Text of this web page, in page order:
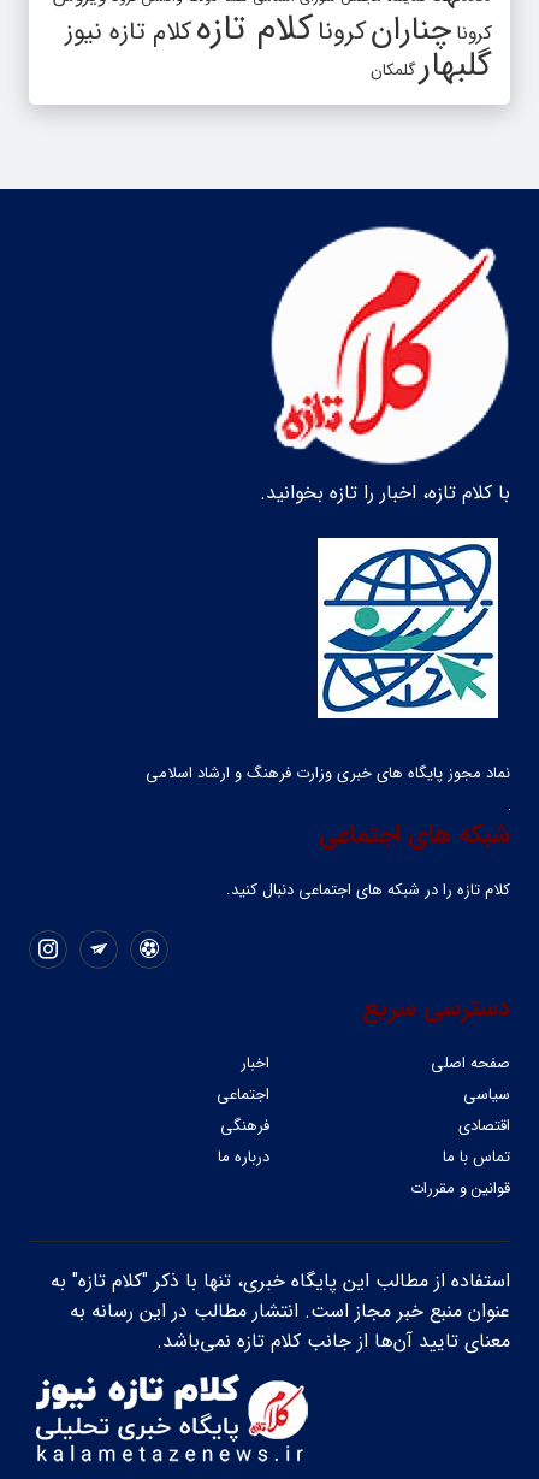
کرونا چنارانکروناکلام تازهکلام تازه نیوز
گلبهارگلمکان
با کلام تازه، اخبار را تازه بخوانید.
نماد مجوز پایگاه های خبری وزارت فرهنگ و ارشاد اسلامی
شبکه های اجتماعی
کلام تازه را در شبکه ‌های اجتماعی دنبال کنید.
دسترسی سریع
صفحه اصلی
اخبار
سیاسی
اجتماعی
اقتصادی
فرهنگی
تماس با ما
درباره ما
قوانین و مقررات
استفاده از مطالب این پایگاه خبری، تنها با ذکر "کلام تازه" به
عنوان منبع خبر مجاز است. انتشار مطالب در این رسانه به
معنای تایید آن‌ها از جانب کلام تازه نمی‌باشد.